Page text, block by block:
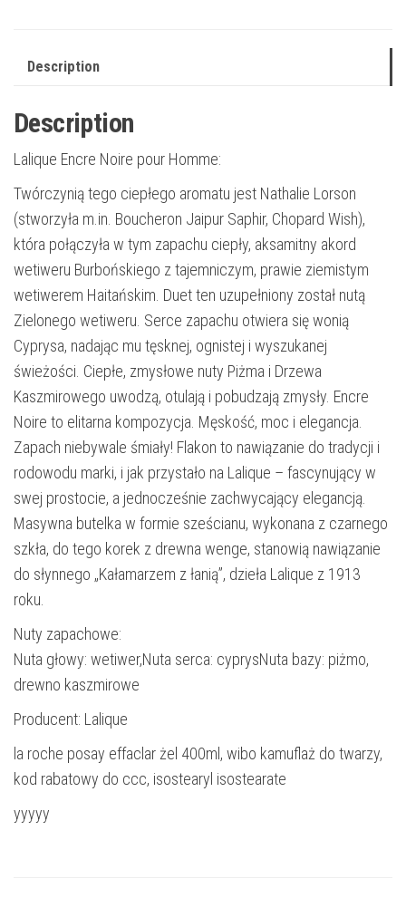
Description
Description
Lalique Encre Noire pour Homme:
Twórczynią tego ciepłego aromatu jest Nathalie Lorson
(stworzyła m.in. Boucheron Jaipur Saphir, Chopard Wish),
która połączyła w tym zapachu ciepły, aksamitny akord
wetiweru Burbońskiego z tajemniczym, prawie ziemistym
wetiwerem Haitańskim. Duet ten uzupełniony został nutą
Zielonego wetiweru. Serce zapachu otwiera się wonią
Cyprysa, nadając mu tęsknej, ognistej i wyszukanej
świeżości. Ciepłe, zmysłowe nuty Piżma i Drzewa
Kaszmirowego uwodzą, otulają i pobudzają zmysły. Encre
Noire to elitarna kompozycja. Męskość, moc i elegancja.
Zapach niebywale śmiały! Flakon to nawiązanie do tradycji i
rodowodu marki, i jak przystało na Lalique – fascynujący w
swej prostocie, a jednocześnie zachwycający elegancją.
Masywna butelka w formie sześcianu, wykonana z czarnego
szkła, do tego korek z drewna wenge, stanowią nawiązanie
do słynnego „Kałamarzem z łanią”, dzieła Lalique z 1913
roku.
Nuty zapachowe:
Nuta głowy: wetiwer,Nuta serca: cyprysNuta bazy: piżmo,
drewno kaszmirowe
Producent: Lalique
la roche posay effaclar żel 400ml, wibo kamuflaż do twarzy,
kod rabatowy do ccc, isostearyl isostearate
yyyyy